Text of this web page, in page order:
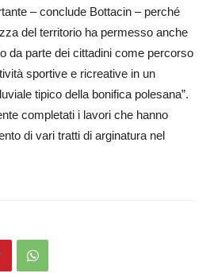
– conclude Bottacin – perché
del territorio ha permesso anche
da parte dei cittadini come percorso
sportive e ricreative in un
tipico della bonifica polesana”.
completati i lavori che hanno
di vari tratti di arginatura nel